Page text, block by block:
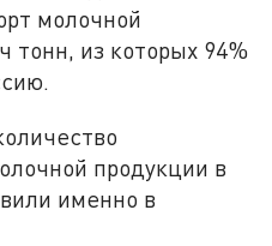
молочной
тонн, из которых 94%
продукции в
именно в